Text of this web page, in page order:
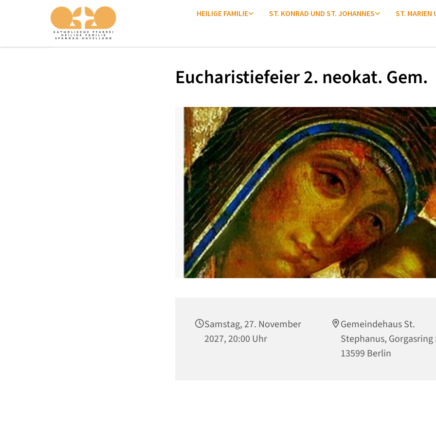
HEILIGE FAMILIE ST. KONRAD UND ST. JOHANNES ST. MARIEN
Eucharistiefeier 2. neokat. Gem.
Samstag, 27. November
2027, 20:00 Uhr
Gemeindehaus St.
Stephanus, Gorgasring
13599 Berlin